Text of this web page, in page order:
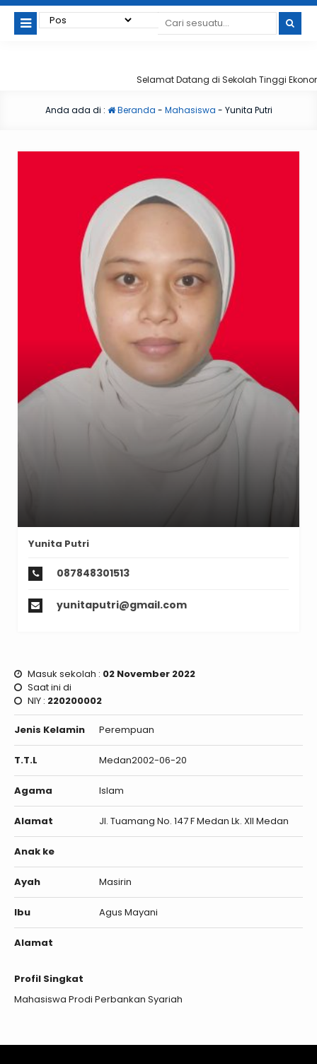
Selamat Datang di Sekolah Tinggi
Anda ada di : Beranda - Mahasiswa - Yunita Putri
Yunita Putri
087848301513
yunitaputri@gmail.com
Masuk sekolah : 02 November 2022
Saat ini di
NIY : 220200002
Jenis Kelamin Perempuan
T.T.L Medan2002-06-20
Agama Islam
Alamat Jl. Tuamang No. 147 F Medan Lk. XII Medan
Anak ke
Ayah Masirin
Ibu Agus Mayani
Alamat
Profil Singkat
Mahasiswa Prodi Perbankan Syariah